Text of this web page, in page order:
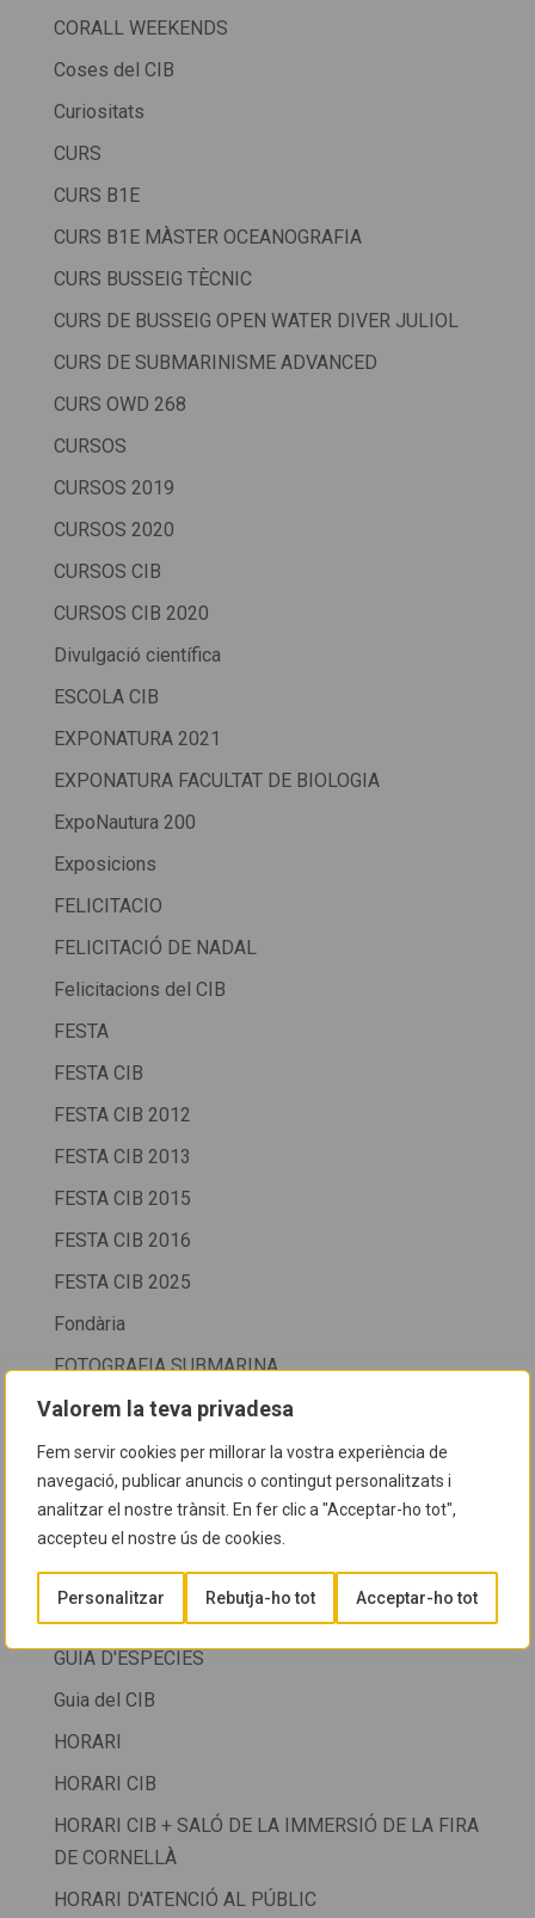
Valorem la teva privadesa
Fem servir cookies per millorar la vostra experiència de
navegació, publicar anuncis o contingut personalitzats i
analitzar el nostre trànsit. En fer clic a "Acceptar-ho tot",
accepteu el nostre ús de cookies.
Personalitzar Rebutja-ho tot Acceptar-ho tot
CORALL WEEKENDS
Coses del CIB
Curiositats
CURS
CURS B1E
CURS B1E MÀSTER OCEANOGRAFIA
CURS BUSSEIG TÈCNIC
CURS DE BUSSEIG OPEN WATER DIVER JULIOL
CURS DE SUBMARINISME ADVANCED
CURS OWD 268
CURSOS
CURSOS 2019
CURSOS 2020
CURSOS CIB
CURSOS CIB 2020
Divulgació científica
ESCOLA CIB
EXPONATURA 2021
EXPONATURA FACULTAT DE BIOLOGIA
ExpoNautura 200
Exposicions
FELICITACIO
FELICITACIÓ DE NADAL
Felicitacions del CIB
FESTA
FESTA CIB
FESTA CIB 2012
FESTA CIB 2013
FESTA CIB 2015
FESTA CIB 2016
FESTA CIB 2025
Fondària
FOTOGRAFIA SUBMARINA
Fotos
Fotos col.lectives
FOTOS COL·LECTIVES
Fotos cursos
FOTOS NETEGES
FOTOSUB
GUIA D'ESPÈCIES
Guia del CIB
HORARI
HORARI CIB
HORARI CIB + SALÓ DE LA IMMERSIÓ DE LA FIRA
DE CORNELLÀ
HORARI D'ATENCIÓ AL PÚBLIC